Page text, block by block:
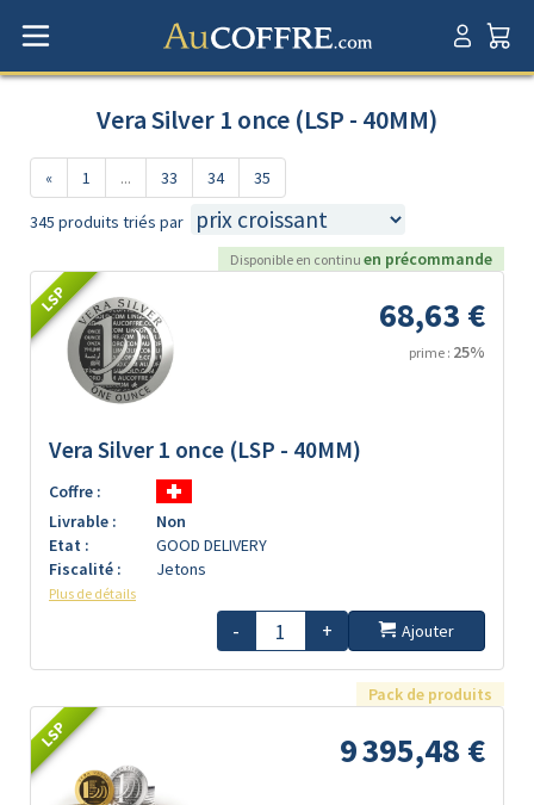
Vera Silver 1 once (LSP - 40MM)
« 1 ... 33 34 35
345 produits triés par
Disponible en continu en précommande
LSP 68,63 €
prime : 25%
Vera Silver 1 once (LSP - 40MM)
Coffre :
Livrable :
Non
Etat :
GOOD DELIVERY
Fiscalité :
Jetons
Plus de détails
- + Ajouter
Pack de produits
LSP 9 395,48 €